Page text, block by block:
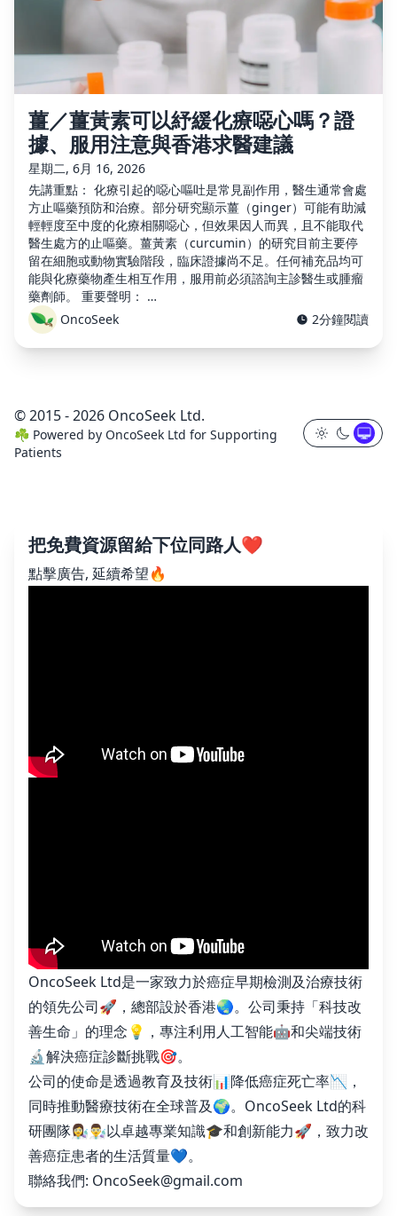
薑／薑黃素可以紓緩化療噁心嗎？證
據、服用注意與香港求醫建議
星期二, 6月 16, 2026
先講重點： 化療引起的噁心嘔吐是常見副作用，醫生通常會處
方止嘔藥預防和治療。部分研究顯示薑（ginger）可能有助減
輕輕度至中度的化療相關噁心，但效果因人而異，且不能取代
醫生處方的止嘔藥。薑黃素（curcumin）的研究目前主要停
留在細胞或動物實驗階段，臨床證據尚不足。任何補充品均可
能與化療藥物產生相互作用，服用前必須諮詢主診醫生或腫瘤
藥劑師。 重要聲明： …
OncoSeek
2分鐘閱讀
© 2015 - 2026 OncoSeek Ltd.
☘️ Powered by OncoSeek Ltd for Supporting
Patients
把免費資源留給下位同路人❤️
點擊廣告, 延續希望🔥
OncoSeek Ltd是一家致力於癌症早期檢測及治療技術
的領先公司🚀，總部設於香港🌏。公司秉持「科技改
善生命」的理念💡，專注利用人工智能🤖和尖端技術
🔬解決癌症診斷挑戰🎯。
公司的使命是透過教育及技術📊降低癌症死亡率📉，
同時推動醫療技術在全球普及🌍。OncoSeek Ltd的科
研團隊👩‍🔬👨‍🔬以卓越專業知識🎓和創新能力🚀，致力改
善癌症患者的生活質量💙。
聯絡我們: OncoSeek@gmail.com